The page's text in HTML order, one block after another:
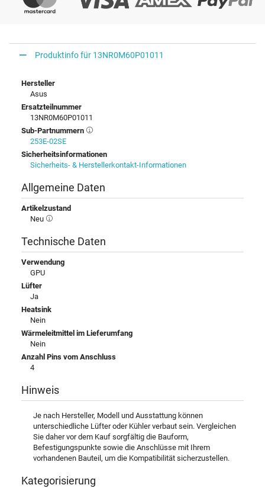
Produktinfo für 13NR0M60P01011
Hersteller
Asus
Ersatzteilnummer
13NR0M60P01011
Sub-Partnummern
253E-02SE
Sicherheitsinformationen
Sicherheits- & Herstellerkontakt-Informationen
Allgemeine Daten
Artikelzustand
Neu
Technische Daten
Verwendung
GPU
Lüfter
Ja
Heatsink
Nein
Wärmeleitmittel im Lieferumfang
Nein
Anzahl Pins vom Anschluss
4
Hinweis
Je nach Hersteller, Modell und Ausstattung können
unterschiedliche Lüfter oder Kühler verbaut sein. Vergleichen
Sie daher vor dem Kauf sorgfältig die Bauform,
Befestigungspunkte sowie die Anschlüsse mit Ihrem
vorhandenen Bauteil, um die Kompatibilität sicherzustellen.
Kategorisierung